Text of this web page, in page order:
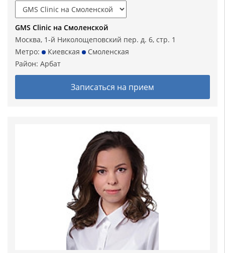
GMS Clinic на Смоленской
Москва, 1-й Николощеповский пер. д. 6, стр. 1
Метро:
Киевская
Смоленская
Район: Арбат
Записаться на прием